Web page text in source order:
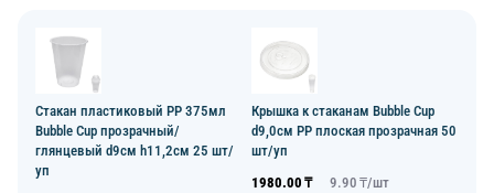
Стакан пластиковый PP 375мл
Bubble Cup прозрачный/
глянцевый d9см h11,2см 25 шт/
уп
Крышка к стаканам Bubble Cup
d9,0см PP плоская прозрачная 50
шт/уп
1980.00 ₸ 9.90 ₸/шт